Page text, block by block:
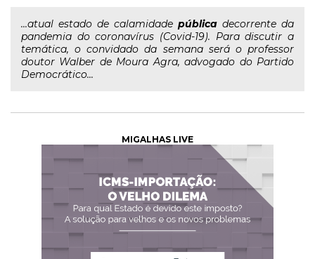
...atual estado de calamidade pública decorrente da
pandemia do coronavírus (Covid-19). Para discutir a
temática, o convidado da semana será o professor
doutor Walber de Moura Agra, advogado do Partido
Democrático...
MIGALHAS LIVE